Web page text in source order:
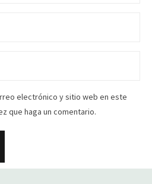
electrónico y sitio web en este
que haga un comentario.